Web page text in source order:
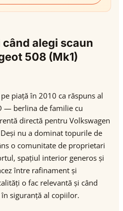
alegi scaun
508 (Mk1)
piață în 2010 ca răspuns al
— berlina de familie cu
directă pentru Volkswagen
nu a dominat topurile de
o comunitate de proprietari
spațiul interior generos și
între rafinament și
o fac relevantă și când
siguranță al copiilor.